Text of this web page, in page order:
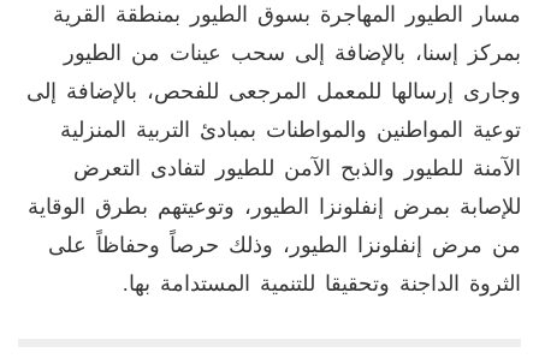
مسار الطيور المهاجرة بسوق الطيور بمنطقة القرية
بمركز إسنا، بالإضافة إلى سحب عينات من الطيور
وجارى إرسالها للمعمل المرجعى للفحص، بالإضافة إلى
توعية المواطنين والمواطنات بمبادئ التربية المنزلية
الآمنة للطيور والذبح الآمن للطيور لتفادى التعرض
للإصابة بمرض إنفلونزا الطيور، وتوعيتهم بطرق الوقاية
من مرض إنفلونزا الطيور، وذلك حرصاً وحفاظاً على
الثروة الداجنة وتحقيقا للتنمية المستدامة بها.